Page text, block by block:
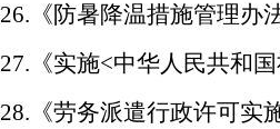
26.《防暑降温措施管理办
27.《实施<中华人民共和
28.《劳务派遣行政许可实